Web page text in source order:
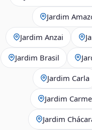
Jardim
Jardim Anzai
Jardim Brasil
Jardim Carla
Jardim
Jardim